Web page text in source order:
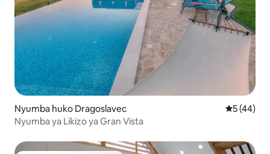
Nyumba huko Dragoslavec Ukadiriaji
5 (44)
Nyumba ya Likizo ya Gran Vista